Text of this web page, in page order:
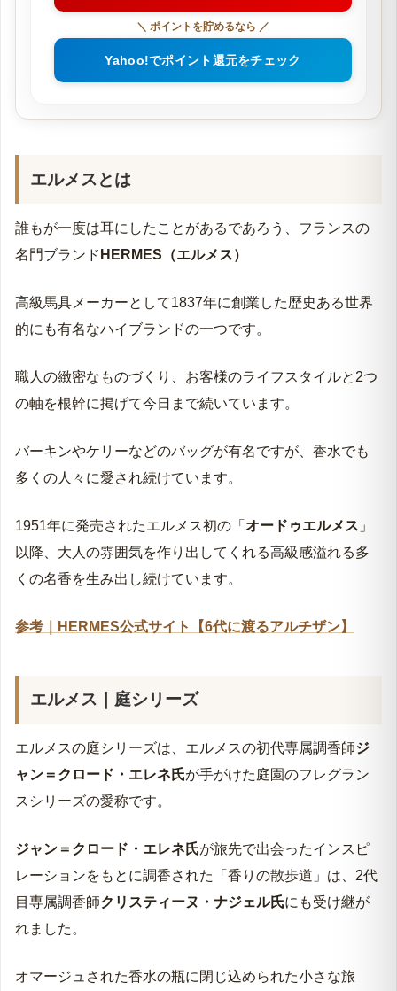
＼ ポイントを貯めるなら ／
Yahoo!でポイント還元をチェック
エルメスとは
誰もが一度は耳にしたことがあるであろう、フランスの
名門ブランド HERMES（エルメス）
高級馬具メーカーとして1837年に創業した歴史ある世界
的にも有名なハイブランドの一つです。
職人の緻密なものづくり、お客様のライフスタイルと2つ
の軸を根幹に掲げて今日まで続いています。
バーキンやケリーなどのバッグが有名ですが、香水でも
多くの人々に愛され続けています。
1951年に発売されたエルメス初の「 オードゥエルメス 」
以降、大人の雰囲気を作り出してくれる高級感溢れる多
くの名香を生み出し続けています。
参考｜HERMES公式サイト【6代に渡るアルチザン】
エルメス｜庭シリーズ
エルメスの庭シリーズは、エルメスの初代専属調香師ジ
ャン＝クロード・エレネ氏が手がけた庭園のフレグラン
スシリーズの愛称です。
ジャン＝クロード・エレネ氏が旅先で出会ったインスピ
レーションをもとに調香された「香りの散歩道」は、2代
目専属調香師クリスティーヌ・ナジェル氏にも受け継が
れました。
オマージュされた香水の瓶に閉じ込められた小さな旅